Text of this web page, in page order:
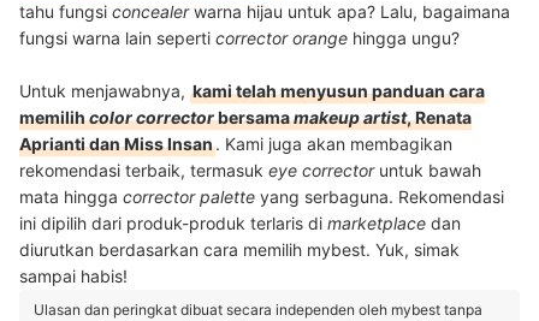
tahu fungsi concealerwarna hijau untuk apa? Lalu, bagaimana
fungsi warna lain seperti corrector orange hingga ungu?
Untuk menjawabnya, kami telah menyusun panduan cara
memilihcolor correctorbersamamakeup artist, Renata
Aprianti dan Miss Insan. Kami juga akan membagikan
rekomendasi terbaik, termasuk eye corrector untuk bawah
mata hingga corrector palette yang serbaguna. Rekomendasi
ini dipilih dari produk-produk terlaris di marketplace dan
diurutkan berdasarkan cara memilih mybest. Yuk, simak
sampai habis!
Ulasan dan peringkat dibuat secara independen oleh mybest tanpa